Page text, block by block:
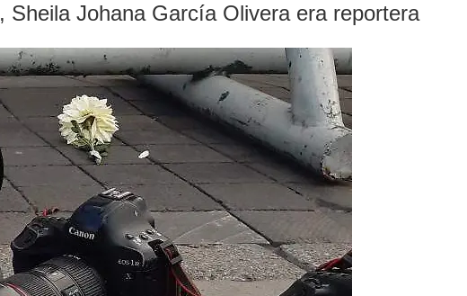
Johana García Olivera era reportera